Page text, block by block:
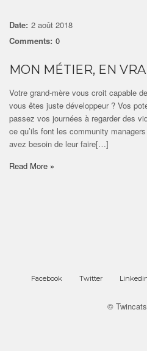
Date: 2 août 2018
Comments: 0
MON MÉTIER, EN
Votre grand-mère vous croit capable
vous êtes juste développeur ? Vos
passez vos journées à regarder des
ce qu’ils font les community
avez besoin de leur faire[…]
Read More »
Facebook Twitter
©